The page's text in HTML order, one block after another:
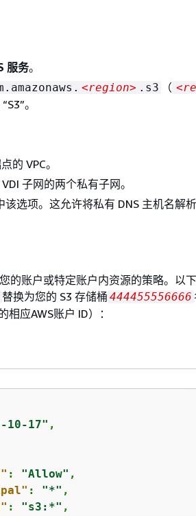
服务。
<region> .s3 （
。
的 VPC。
子网的两个私有子网。
该选项。这允许将私有 DNS 主机名解
的账户或特定账户内资源的策略。以
替换为您的 S3 存储桶 444455556666
相应AWS账户 ID）：
10-17" ,
: "Allow" ,
: "*" ,
: "s3:*" ,